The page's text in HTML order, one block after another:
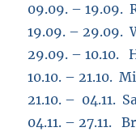
09.09. – 19.09.
19.09. – 29.09.
29.09. – 10.10.
10.10. – 21.10.
21.10. – 04.11.
04.11. – 27.11.